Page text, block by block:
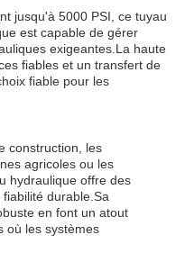
jusqu'à 5000 PSI, ce tuyau
est capable de gérer
exigeantes.La haute
fiables et un transfert de
fiable pour les
construction, les
agricoles ou les
hydraulique offre des
durable.Sa
en font un atout
où les systèmes